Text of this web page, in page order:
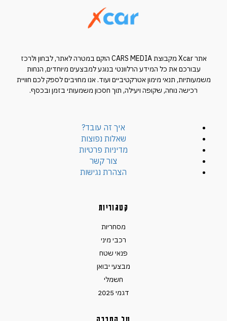
אתר Xcar מקבוצת CARS MEDIA הוקם במטרה לאתר, לבחון ולרכז
עבורכם את כל המידע הרלוונטי בנוגע למבצעים מיוחדים, הנחות
משמעותיות, תנאי מימון אטרקטיביים ועוד. אנו מחויבים לספק לכם חוויית
רכישה נוחה, שקופה ויעילה, תוך חסכון משמעותי בזמן ובכסף.
איך זה עובד?
שאלות נפוצות
מדיניות פרטיות
צור קשר
הצהרת נגישות
קטגוריות
מסחריות
רכבי מיני
פנאי שטח
מבצעי יבואן
חשמלי
דגמי 2025